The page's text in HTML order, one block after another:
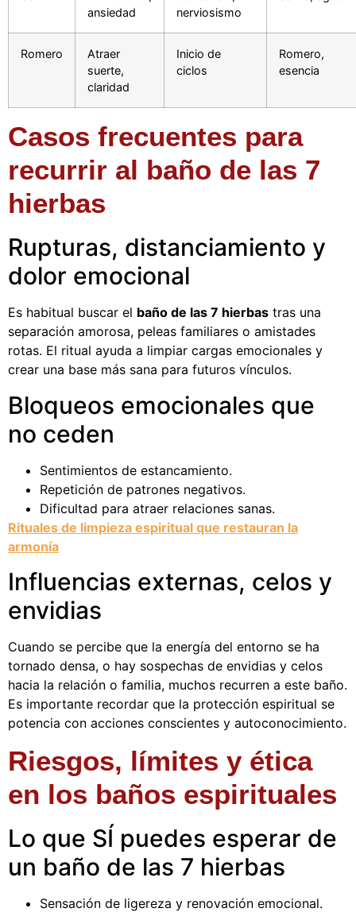
ansiedad
nerviosismo
Romero
Atraer
suerte,
claridad
Inicio de
ciclos
Romero,
esencia
Casos frecuentes para
recurrir al baño de las 7
hierbas
Rupturas, distanciamiento y
dolor emocional
Es habitual buscar el baño de las 7 hierbas tras una
separación amorosa, peleas familiares o amistades
rotas. El ritual ayuda a limpiar cargas emocionales y
crear una base más sana para futuros vínculos.
Bloqueos emocionales que
no ceden
Sentimientos de estancamiento.
Repetición de patrones negativos.
Dificultad para atraer relaciones sanas.
Rituales de limpieza espiritual que restauran la
armonía
Influencias externas, celos y
envidias
Cuando se percibe que la energía del entorno se ha
tornado densa, o hay sospechas de envidias y celos
hacia la relación o familia, muchos recurren a este baño.
Es importante recordar que la protección espiritual se
potencia con acciones conscientes y autoconocimiento.
Riesgos, límites y ética
en los baños espirituales
Lo que SÍ puedes esperar de
un baño de las 7 hierbas
Sensación de ligereza y renovación emocional.